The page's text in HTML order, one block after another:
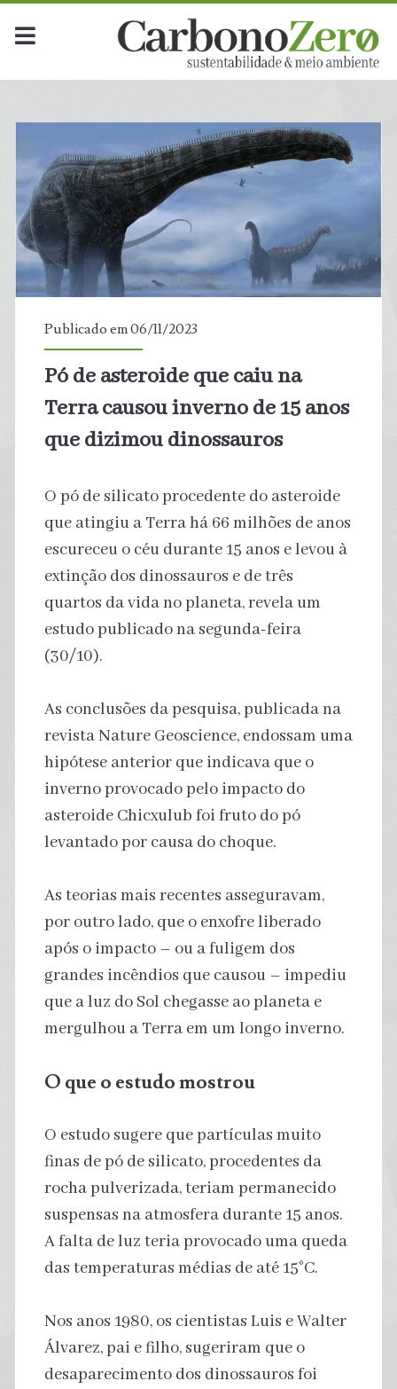
Publicado em 06/11/2023
Pó de asteroide que caiu na
Terra causou inverno de 15 anos
que dizimou dinossauros
O pó de silicato procedente do asteroide
que atingiu a Terra há 66 milhões de anos
escureceu o céu durante 15 anos e levou à
extinção dos dinossauros e de três
quartos da vida no planeta, revela um
estudo publicado na segunda-feira
(30/10).
As conclusões da pesquisa, publicada na
revista Nature Geoscience, endossam uma
hipótese anterior que indicava que o
inverno provocado pelo impacto do
asteroide Chicxulub foi fruto do pó
levantado por causa do choque.
As teorias mais recentes asseguravam,
por outro lado, que o enxofre liberado
após o impacto – ou a fuligem dos
grandes incêndios que causou – impediu
que a luz do Sol chegasse ao planeta e
mergulhou a Terra em um longo inverno.
O que o estudo mostrou
O estudo sugere que partículas muito
finas de pó de silicato, procedentes da
rocha pulverizada, teriam permanecido
suspensas na atmosfera durante 15 anos.
A falta de luz teria provocado uma queda
das temperaturas médias de até 15°C.
Nos anos 1980, os cientistas Luis e Walter
Álvarez, pai e filho, sugeriram que o
desaparecimento dos dinossauros foi